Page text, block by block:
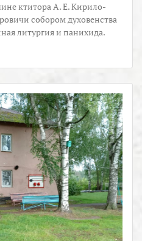
ктитора А. Е. Кирило-
собором духовенства
литургия и панихида.